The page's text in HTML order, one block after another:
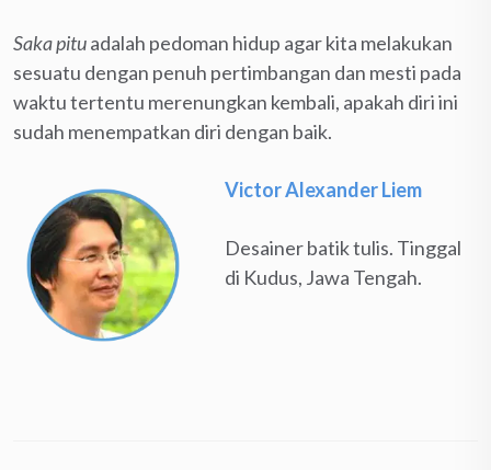
Saka pituadalah pedoman hidup agar kita melakukan
sesuatu dengan penuh pertimbangan dan mesti pada
waktu tertentu merenungkan kembali, apakah diri ini
sudah menempatkan diri dengan baik.
Victor Alexander Liem
Desainer batik tulis. Tinggal
di Kudus, Jawa Tengah.